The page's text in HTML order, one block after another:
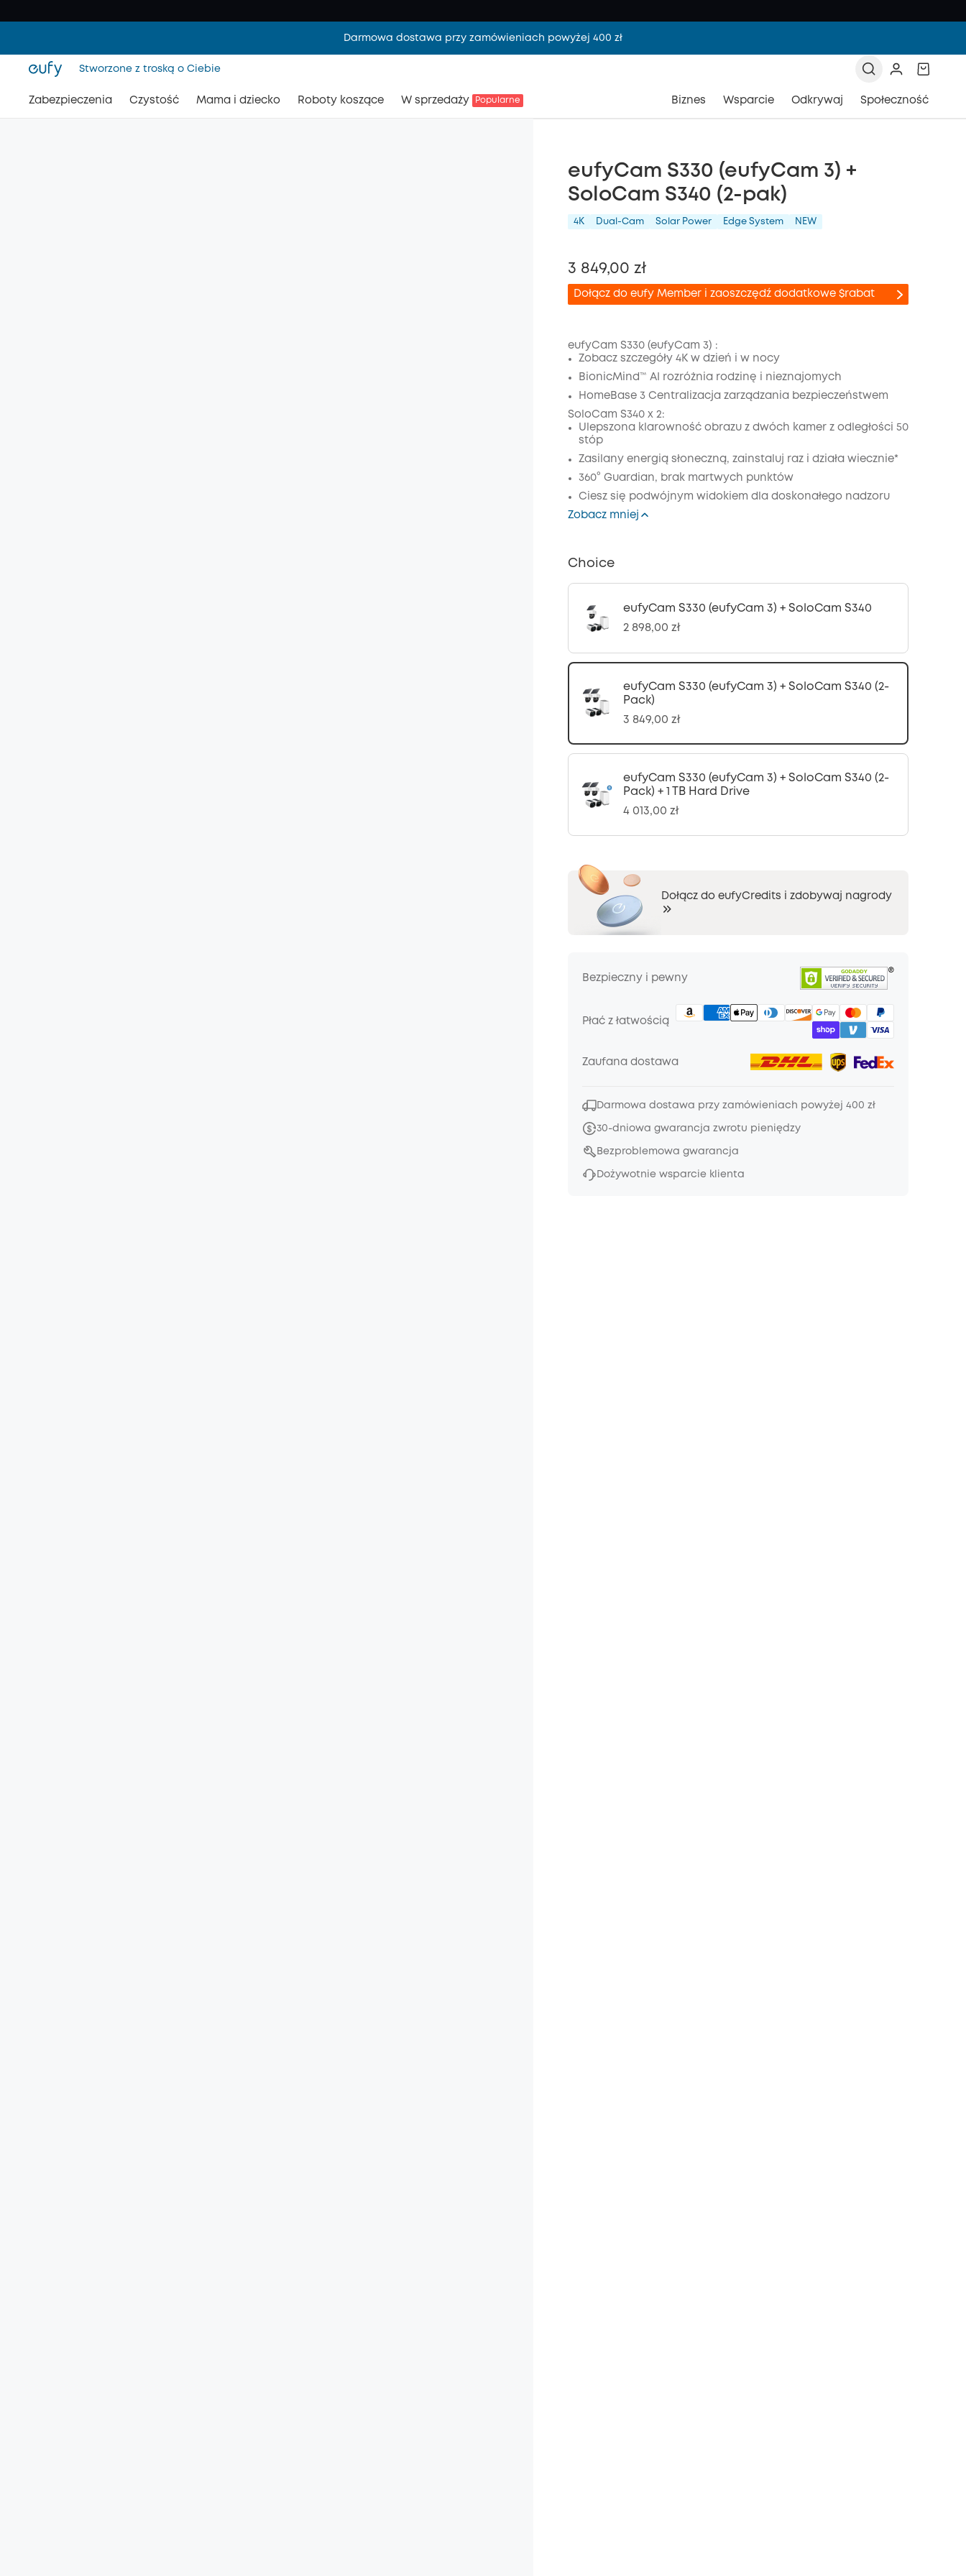
Darmowa dostawa przy zamówieniach powyżej 400 zł
Stworzone z troską o Ciebie
Zabezpieczenia Czystość Mama i dziecko Roboty koszące W sprzedaży Popularne Biznes Wsparcie Odkrywaj Społeczność
eufyCam S330 (eufyCam 3) +
SoloCam S340 (2-pak)
4K Dual-Cam Solar Power Edge System NEW
3 849,00 zł
Dołącz do eufy Member i zaoszczędź dodatkowe $rabat
Wyłączony
KOPIA
eufyCam S330 (eufyCam 3) :
Zobacz szczegóły 4K w dzień i w nocy
BionicMind™ AI rozróżnia rodzinę i nieznajomych
HomeBase 3 Centralizacja zarządzania bezpieczeństwem
SoloCam S340 x 2:
Ulepszona klarowność obrazu z dwóch kamer z odległości 50
stóp
Zasilany energią słoneczną, zainstaluj raz i działa wiecznie*
360° Guardian, brak martwych punktów
Ciesz się podwójnym widokiem dla doskonałego nadzoru
Zobacz mniej
Choice
eufyCam S330 (eufyCam 3) + SoloCam S340
2 898,00 zł
eufyCam S330 (eufyCam 3) + SoloCam S340 (2-
Pack)
3 849,00 zł
eufyCam S330 (eufyCam 3) + SoloCam S340 (2-
Pack) + 1 TB Hard Drive
4 013,00 zł
Dołącz do eufyCredits i zdobywaj nagrody
Bezpieczny i pewny
Płać z łatwością
Zaufana dostawa
Darmowa dostawa przy zamówieniach powyżej 400 zł
30-dniowa gwarancja zwrotu pieniędzy
Bezproblemowa gwarancja
Dożywotnie wsparcie klienta